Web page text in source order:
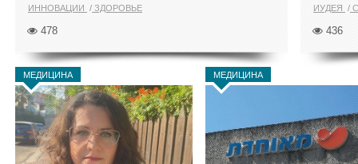
ИННОВАЦИИ ЗДОРОВЬЕ
478
ИУДЕЯ
436
МЕДИЦИНА МЕДИЦИНА